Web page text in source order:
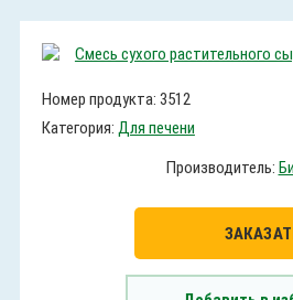
Номер продукта: 3512
Категория: Для печени
Производитель: